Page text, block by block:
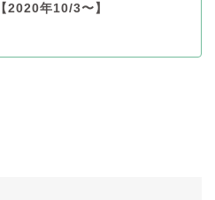
【2020年10/3〜】